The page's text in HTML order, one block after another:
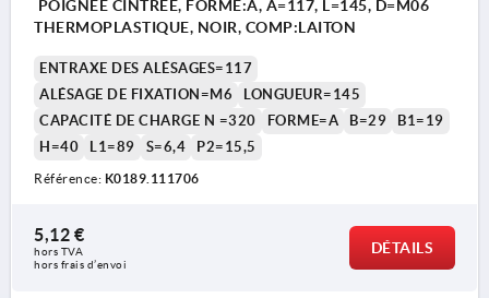
POIGNÉE CINTRÉE, FORME:A, A=117, L=145, D=M06
THERMOPLASTIQUE, NOIR, COMP:LAITON
ENTRAXE DES ALÉSAGES=117
ALÉSAGE DE FIXATION=M6
LONGUEUR=145
CAPACITÉ DE CHARGE N =320
FORME=A B=29
B1=19
H=40
L1=89 S=6,4 P2=15,5
Référence: K0189.111706
5,12 €
hors TVA
hors frais d’envoi
DÉTAILS